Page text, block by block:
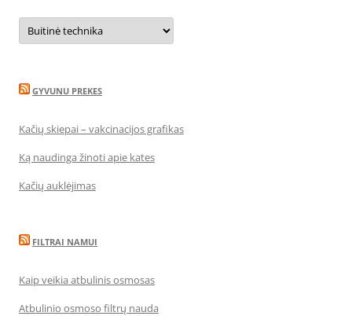
Kategorijos
GYVUNU PREKES
Kačių skiepai – vakcinacijos grafikas
Ką naudinga žinoti apie kates
Kačių auklėjimas
FILTRAI NAMUI
Kaip veikia atbulinis osmosas
Atbulinio osmoso filtrų nauda